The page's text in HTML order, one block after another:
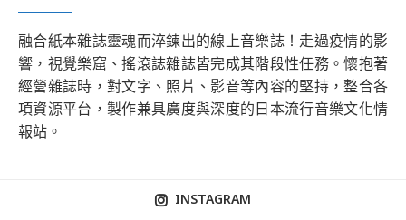
融合紙本雜誌靈魂而淬鍊出的線上音樂誌！走過疫情的影
響，視覺樂窟、搖滾誌雜誌皆完成其階段性任務。懷抱著
經營雜誌時，對文字、照片、影音等內容的堅持，整合各
項資源平台，製作兼具廣度與深度的日本流行音樂文化情
報站。
INSTAGRAM